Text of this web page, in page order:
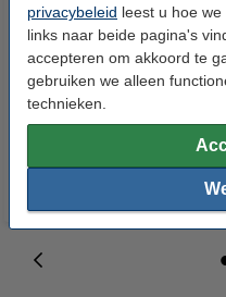
privacybeleid leest u hoe
links naar beide pagina's
accepteren om akkoord te
gebruiken we alleen
technieken.
Canon PFI-107M inktcartridge
magenta (123inkt huismerk)